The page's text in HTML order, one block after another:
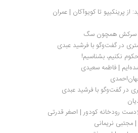
سرکش همچون سگ
در گفت‌وگو با فرشید عبدی
نکنیم، بشناسیم!
| فاطمه سعیدی
در گفت‌وگو با فرشید عبدی
رودخانه کودور | اصغر قدرتی
| مجتبی نریمانی